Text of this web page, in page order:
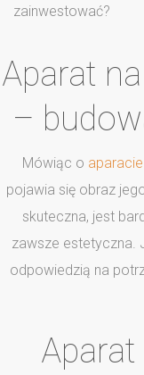
zainwestować?
Aparat
–
Mówiąc o
pojawia się obraz
skuteczna, jest
zawsze estetyczna.
odpowiedzią na